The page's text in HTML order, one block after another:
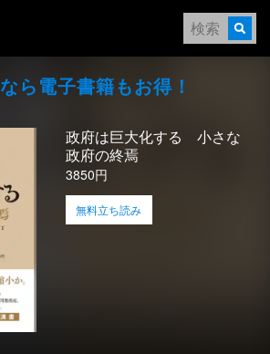
なら電⼦書籍もお得！
政府は巨大化する 小さな
政府の終焉
3850円
無料立ち読み